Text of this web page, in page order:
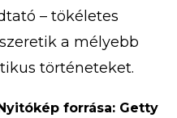
– tökéletes
a mélyebb
történeteket.
forrása: Getty